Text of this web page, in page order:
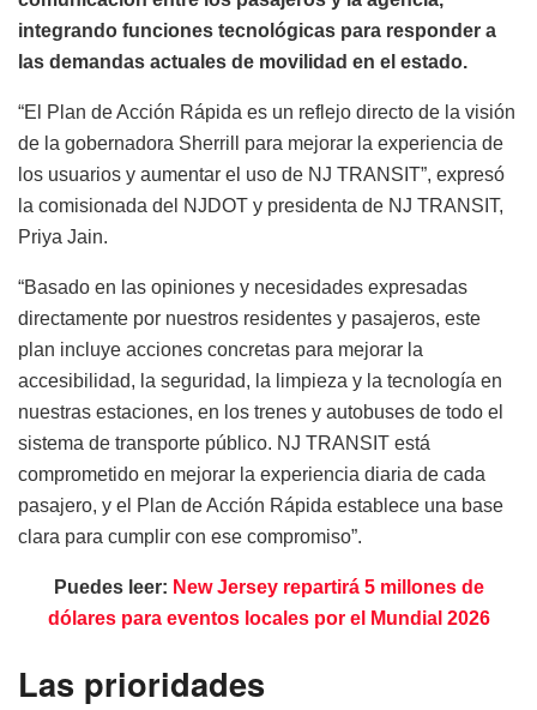
integrando funciones tecnológicas para responder a
las demandas actuales de movilidad en el estado.
“El Plan de Acción Rápida es un reflejo directo de la visión
de la gobernadora Sherrill para mejorar la experiencia de
los usuarios y aumentar el uso de NJ TRANSIT”, expresó
la comisionada del NJDOT y presidenta de NJ TRANSIT,
Priya Jain.
“Basado en las opiniones y necesidades expresadas
directamente por nuestros residentes y pasajeros, este
plan incluye acciones concretas para mejorar la
accesibilidad, la seguridad, la limpieza y la tecnología en
nuestras estaciones, en los trenes y autobuses de todo el
sistema de transporte público. NJ TRANSIT está
comprometido en mejorar la experiencia diaria de cada
pasajero, y el Plan de Acción Rápida establece una base
clara para cumplir con ese compromiso”.
Puedes leer: New Jersey repartirá 5 millones de
dólares para eventos locales por el Mundial 2026
Las prioridades